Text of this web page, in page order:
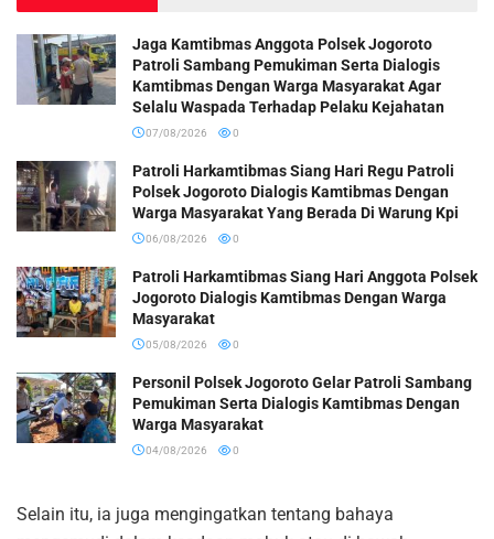
Jaga Kamtibmas Anggota Polsek Jogoroto
Patroli Sambang Pemukiman Serta Dialogis
Kamtibmas Dengan Warga Masyarakat Agar
Selalu Waspada Terhadap Pelaku Kejahatan
07/08/2026 0
Patroli Harkamtibmas Siang Hari Regu Patroli
Polsek Jogoroto Dialogis Kamtibmas Dengan
Warga Masyarakat Yang Berada Di Warung Kpi
06/08/2026 0
Patroli Harkamtibmas Siang Hari Anggota Polsek
Jogoroto Dialogis Kamtibmas Dengan Warga
Masyarakat
05/08/2026 0
Personil Polsek Jogoroto Gelar Patroli Sambang
Pemukiman Serta Dialogis Kamtibmas Dengan
Warga Masyarakat
04/08/2026 0
Selain itu, ia juga mengingatkan tentang bahaya